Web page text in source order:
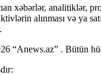
xəbərlər, analitiklər,
alınması və ya
“Anews.az” . Bütün